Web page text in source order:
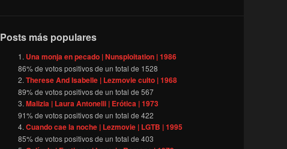
Posts más populares
Una monja en pecado | Nunsploitation | 1986
86% de votos positivos de un total de 1528
Therese And Isabelle | Lezmovie culto | 1968
89% de votos positivos de un total de567
Malizia | Laura Antonelli | Erótica | 1973
91% de votos positivos de un total de422
Cuando cae la noche | Lezmovie | LGTB | 1995
85% de votos positivos de un total de403